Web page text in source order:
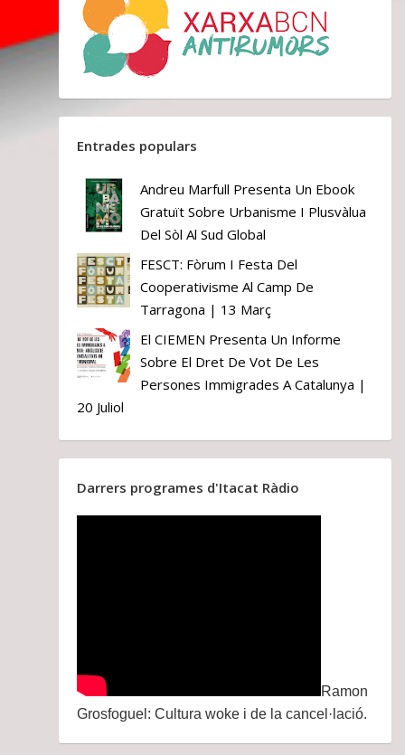
Entrades populars
Andreu Marfull Presenta Un Ebook
Gratuït Sobre Urbanisme I Plusvàlua
Del Sòl Al Sud Global
FESCT: Fòrum I Festa Del
Cooperativisme Al Camp De
Tarragona | 13 Març
El CIEMEN Presenta Un Informe
Sobre El Dret De Vot De Les
Persones Immigrades A Catalunya |
20 Juliol
Darrers programes d'Itacat Ràdio
Ramon
Grosfoguel: Cultura woke i de la cancel·lació.